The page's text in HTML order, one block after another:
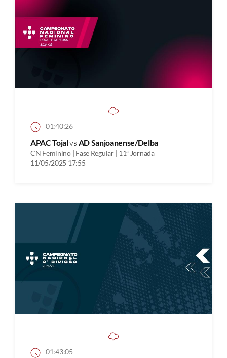
01:40:26
APAC Tojalvs AD Sanjoanense/Delba
CN Feminino | Fase Regular | 11ª Jornada
11/05/2025 17:55
01:43:05